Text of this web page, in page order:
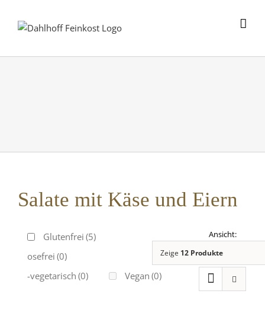
Salate mit Käse und Eiern
Glutenfrei (5)
Laktosefrei (0)
Ovo-vegetarisch (0) Vegan (0)
Zeige 12 Produkte